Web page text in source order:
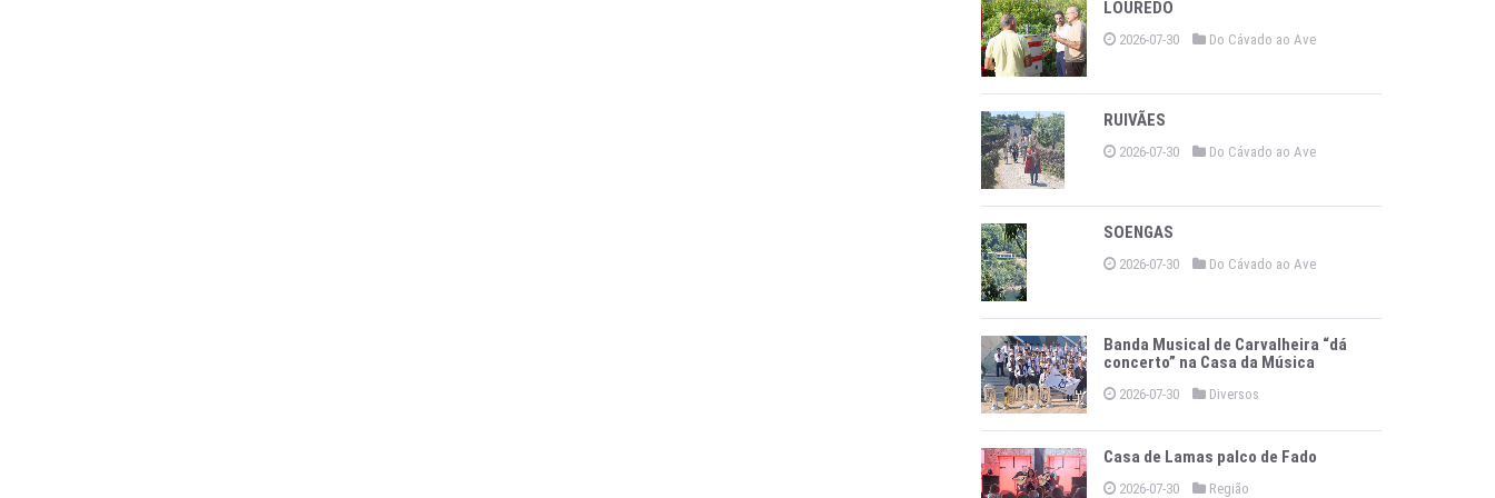
LOUREDO
2026-07-30 Do Cávado ao Ave
RUIVÃES
2026-07-30 Do Cávado ao Ave
SOENGAS
2026-07-30 Do Cávado ao Ave
Banda Musical de Carvalheira “dá
concerto” na Casa da Música
2026-07-30 Diversos
Casa de Lamas palco de Fado
2026-07-30 Região